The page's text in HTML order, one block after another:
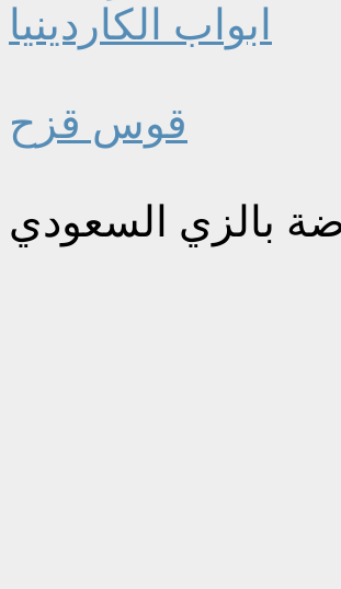
ابواب الكاردينيا
قوس قزح
بالزي السعودي